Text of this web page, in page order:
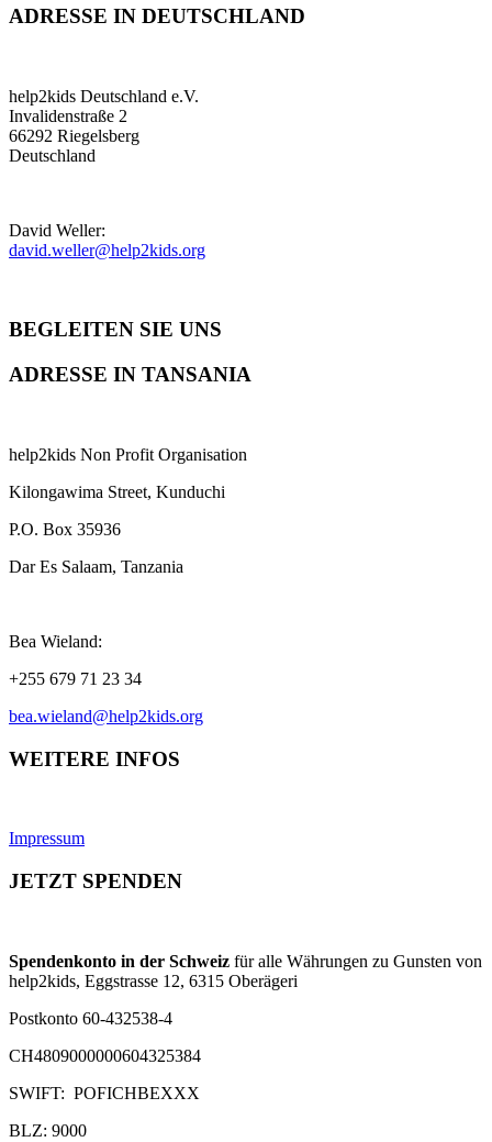
ADRESSE IN DEUTSCHLAND
help2kids Deutschland e.V.
Invalidenstraße 2
66292 Riegelsberg
Deutschland
David Weller:
david.weller@help2kids.org
BEGLEITEN SIE UNS
ADRESSE IN TANSANIA
help2kids Non Profit Organisation
Kilongawima Street, Kunduchi
P.O. Box 35936
Dar Es Salaam, Tanzania
Bea Wieland:
+255 679 71 23 34
bea.wieland@help2kids.org
WEITERE INFOS
Impressum
JETZT SPENDEN
Spendenkonto in der Schweiz für alle Währungen zu Gunsten von
help2kids, Eggstrasse 12, 6315 Oberägeri
Postkonto 60-432538-4
CH4809000000604325384
SWIFT: POFICHBEXXX
BLZ: 9000